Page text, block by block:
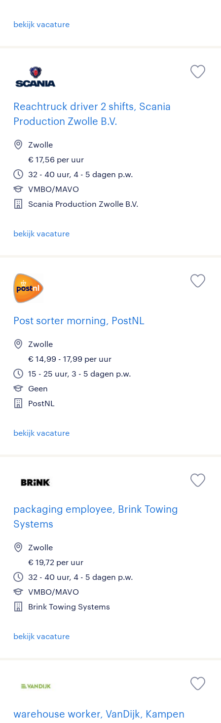
bekijk vacature
Reachtruck driver 2 shifts, Scania
Production Zwolle B.V.
Zwolle
€ 17,56 per uur
32 - 40 uur, 4 - 5 dagen p.w.
VMBO/MAVO
Scania Production Zwolle B.V.
bekijk vacature
Post sorter morning, PostNL
Zwolle
€ 14,99 - 17,99 per uur
15 - 25 uur, 3 - 5 dagen p.w.
Geen
PostNL
bekijk vacature
packaging employee, Brink Towing
Systems
Zwolle
€ 19,72 per uur
32 - 40 uur, 4 - 5 dagen p.w.
VMBO/MAVO
Brink Towing Systems
bekijk vacature
warehouse worker, VanDijk, Kampen